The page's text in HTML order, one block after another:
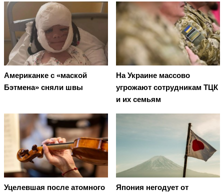
Американке с «маской
Бэтмена» сняли швы
На Украине массово
угрожают сотрудникам ТЦК
и их семьям
Уцелевшая после атомного
Япония негодует от